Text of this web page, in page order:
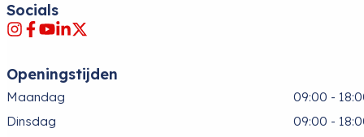
Socials
Openingstijden
Maandag
09:00 -
Dinsdag
09:00 -